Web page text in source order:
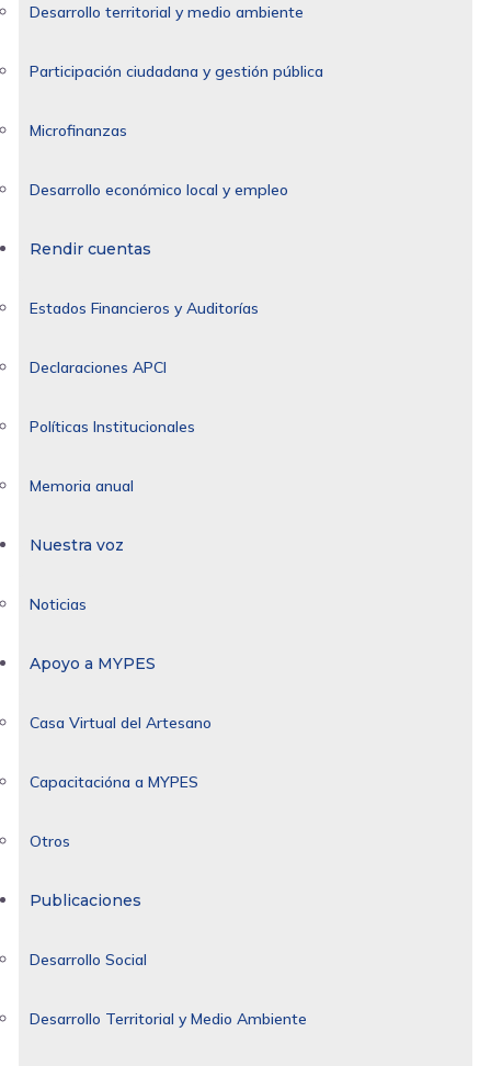
Desarrollo territorial y medio ambiente
Participación ciudadana y gestión pública
Microfinanzas
Desarrollo económico local y empleo
Rendir cuentas
Estados Financieros y Auditorías
Declaraciones APCI
Políticas Institucionales
Memoria anual
Nuestra voz
Noticias
Apoyo a MYPES
Casa Virtual del Artesano
Capacitacióna a MYPES
Otros
Publicaciones
Desarrollo Social
Desarrollo Territorial y Medio Ambiente